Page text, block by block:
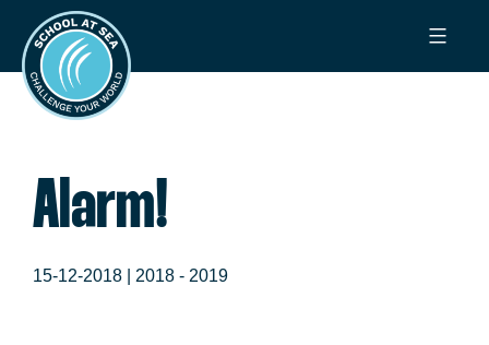
naar
inhoud
School
at
Sea
Alarm!
15-12-2018 | 2018 - 2019